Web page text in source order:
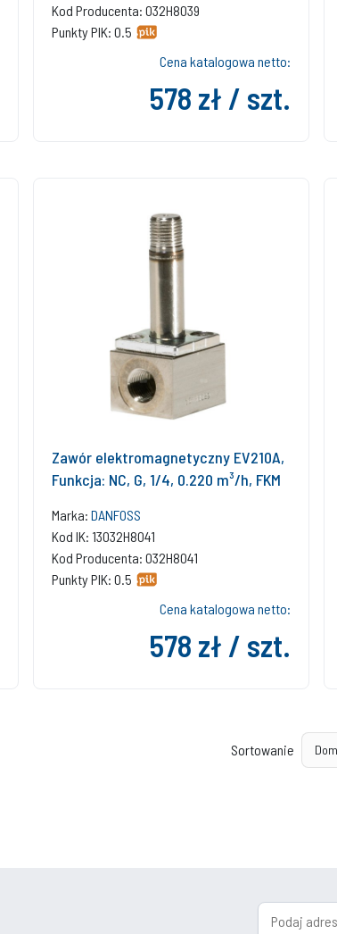
Kod Producenta: 032H8039
Punkty PIK: 0.5
Cena katalogowa netto:
578 zł / szt.
Zawór elektromagnetyczny EV210A,
Funkcja: NC, G, 1/4, 0.220 m³/h, FKM
Marka: DANFOSS
Kod IK: 13032H8041
Kod Producenta: 032H8041
Punkty PIK: 0.5
Cena katalogowa netto:
578 zł / szt.
Sortowanie